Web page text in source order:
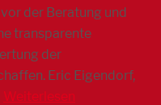
der Beratung und
transparente
der
Eric Eigendorf,
Weiterlesen